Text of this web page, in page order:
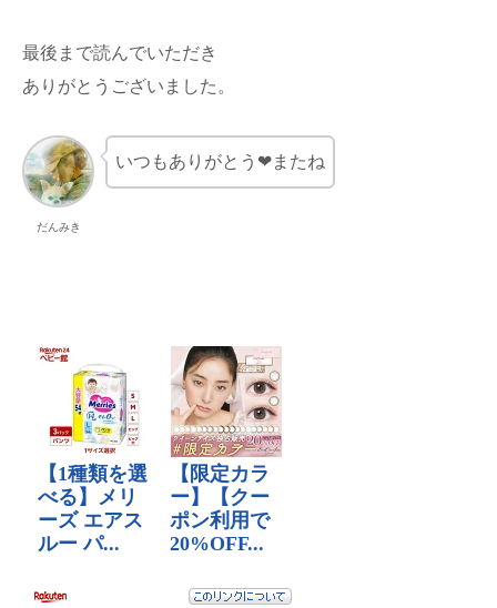
最後まで読んでいただき
ありがとうございました。
だんみき
いつもありがとう❤またね